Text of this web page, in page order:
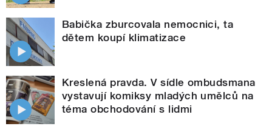
Babička zburcovala nemocnici, ta
dětem koupí klimatizace
Kreslená pravda. V sídle ombudsmana
vystavují komiksy mladých umělců na
téma obchodování s lidmi